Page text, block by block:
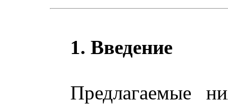
1. Введение
Предлагаемые